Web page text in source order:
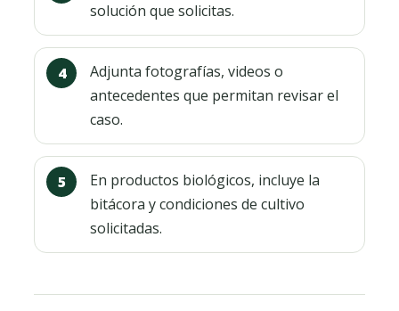
solución que solicitas.
Adjunta fotografías, videos o
antecedentes que permitan revisar el
caso.
En productos biológicos, incluye la
bitácora y condiciones de cultivo
solicitadas.